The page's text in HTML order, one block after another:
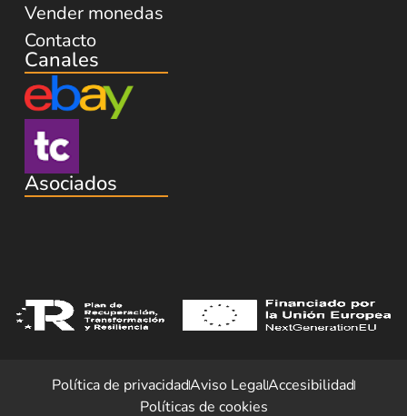
Vender monedas
Contacto
Canales
Asociados
Política de privacidadAviso LegalAccesibilidad
Políticas de cookies